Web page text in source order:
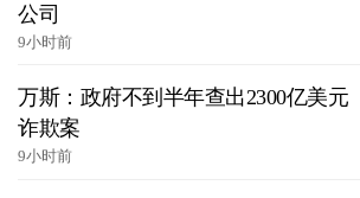
公司
9小时前
万斯：政府不到半年查出2300亿美元
诈欺案
9小时前